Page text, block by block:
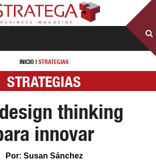
INICIO | STRATEGIAS
STRATEGIAS
thinking
innovar
Por: Susan Sánchez